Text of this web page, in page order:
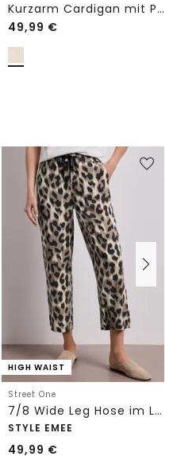
Kurzarm Cardigan mit Polokragen
49,99 €
HIGH WAIST
Street One
7/8 Wide Leg Hose im Loose Fit mit Print
STYLE EMEE
49,99 €